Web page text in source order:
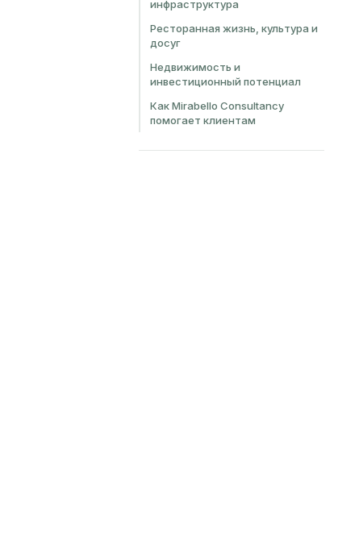
инфраструктура
Ресторанная жизнь, культура и
досуг
Недвижимость и
инвестиционный потенциал
Как Mirabello Consultancy
помогает клиентам